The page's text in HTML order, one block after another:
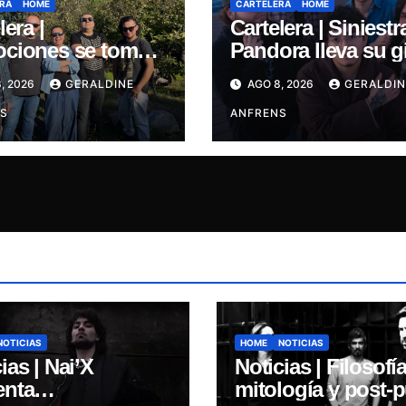
HOME
|
se toma
oficial de
y estreno del
“Mujer
2026 GERALDINE
CARTELERA HOME
Cartelera |
Pandora lleva su
de invierno
Concepción.
AGO 8, 2026
ANFRENS
| Nai’X
HOME NOTICIAS
Noticias |
mitología y post-